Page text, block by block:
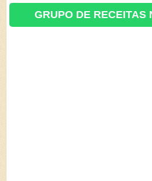
GRUPO DE RECEITAS